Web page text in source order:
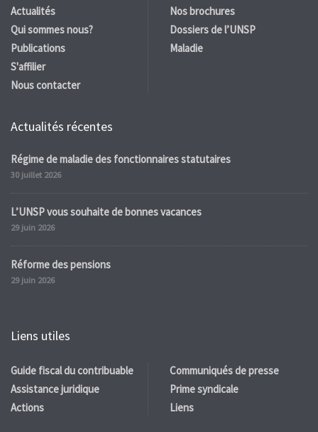
Actualités
Qui sommes nous?
Publications
S'affilier
Nous contacter
Nos brochures
Dossiers de l’UNSP
Maladie
Actualités récentes
Régime de maladie des fonctionnaires statutaires
30 juillet 2026
L’UNSP vous souhaite de bonnes vacances
29 juin 2026
Réforme des pensions
29 juin 2026
Liens utiles
Guide fiscal du contribuable
Assistance juridique
Actions
Communiqués de presse
Prime syndicale
Liens